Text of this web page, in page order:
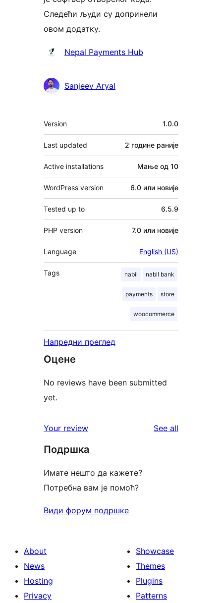
Следећи људи су допринели
овом додатку.
Сарадници
Nepal Payments Hub
Sanjeev Aryal
Мета
Version 1.0.0
Last updated 2 године раније
Active installations Мање од 10
WordPress version 6.0 или новије
Tested up to 6.5.9
PHP version 7.0 или новије
Language English (US)
Tags nabil nabil bank
payments store
woocommerce
Напредни преглед
Оцене
No reviews have been submitted
yet.
Your review See all
Подршка
Имате нешто да кажете?
Потребна вам је помоћ?
Види форум подршке
About
News
Hosting
Privacy
Showcase
Themes
Plugins
Patterns